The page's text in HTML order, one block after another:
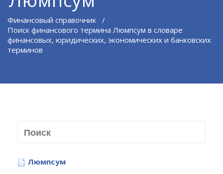
Финансовый справочник /
Поиск финансового термина Люмпсум в словаре
финансовых, юридических, экономических и банковских
терминов
Люмпсум